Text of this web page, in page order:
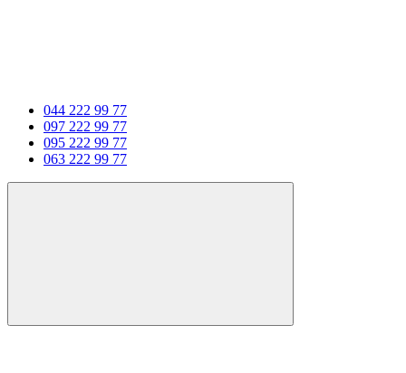
044 222 99 77
097 222 99 77
095 222 99 77
063 222 99 77